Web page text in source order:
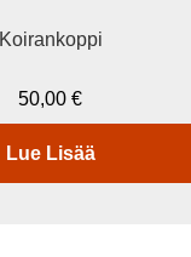
Koirankoppi
50,00€
Lue Lisää